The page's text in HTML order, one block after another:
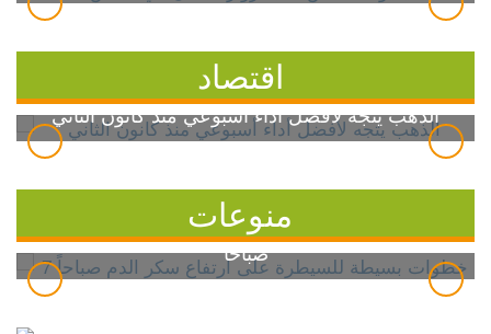
اقتصاد
الذهب يتجه لأفضل أداء أسبوعي منذ كانون الثاني
منوعات
7 خطوات بسيطة للسيطرة على ارتفاع سكر الدم
صباحاً